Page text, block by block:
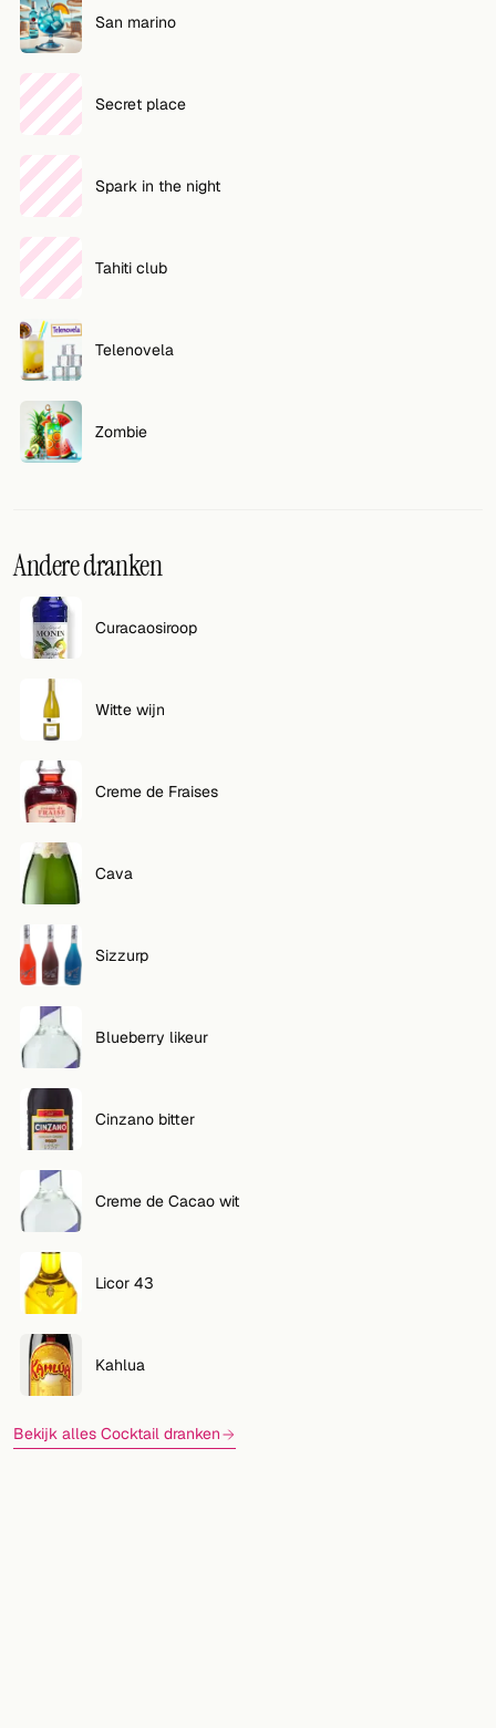
San marino
Secret place
Spark in the night
Tahiti club
Telenovela
Zombie
Andere dranken
Curacaosiroop
Witte wijn
Creme de Fraises
Cava
Sizzurp
Blueberry likeur
Cinzano bitter
Creme de Cacao wit
Licor 43
Kahlua
Bekijk alles Cocktail dranken